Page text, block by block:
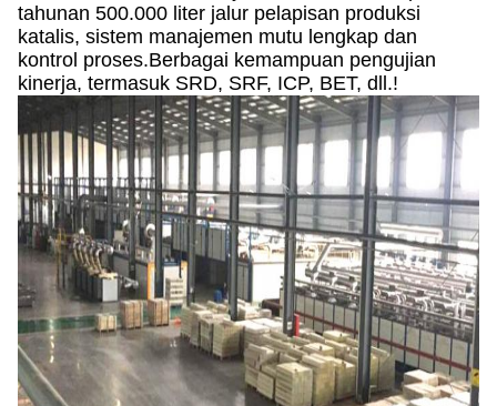
tahunan 500.000 liter jalur pelapisan produksi
katalis, sistem manajemen mutu lengkap dan
kontrol proses.Berbagai kemampuan pengujian
kinerja, termasuk SRD, SRF, ICP, BET, dll.!